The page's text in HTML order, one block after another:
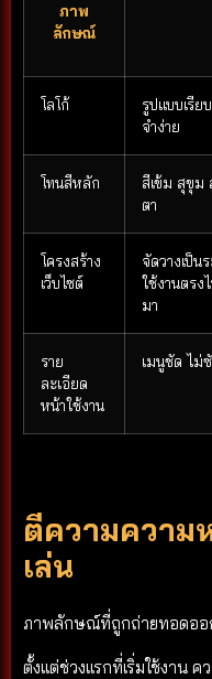
ภาพ
ลักษณ์
โลโก้
รูปแบบเรีย
จำง่าย
โทนสีหลัก
สีเข้ม สุขุม
ตา
โครงสร้าง
เว็บไซต์
จัดวางเป็น
ใช้งานตรง
มา
ราย
ละเอียด
หน้าใช้งาน
เมนูชัด ไม่
ตีความความ
เล่น
ภาพลักษณ์ที่ถูกถ่ายทอดออ
ตั้งแต่ช่วงแรกที่เริ่มใช้งาน